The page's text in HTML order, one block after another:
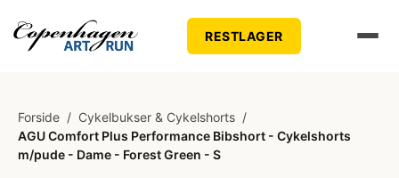
RESTLAGER
Forside / Cykelbukser & Cykelshorts /
AGU Comfort Plus Performance Bibshort - Cykelshorts
m/pude - Dame - Forest Green - S